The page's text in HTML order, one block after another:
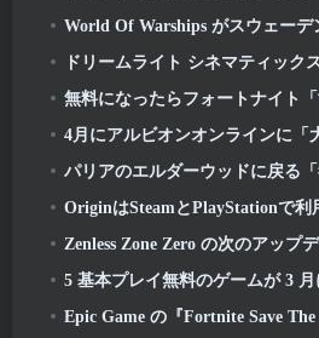
World Of Warships がスウェーデンのヘヴィメタル バン
ドリームライト シネマティックス フェスティバル期
無料になったらフォートナイト「世界を救え」
4月にアルビオンオンラインに「大規模なビジ
パリアのエルダーウッドに戻る「毒キ
OriginはSteamとPlayStationで利用可能 5
Zenless Zone Zero の次のアップデートで、新しいエリドゥのホロウ チャンピ
5 基本プレイ無料のゲームが 3 月
Epic Game の『Fortnite Save The World』